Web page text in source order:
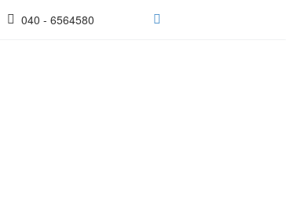
040 - 6564580